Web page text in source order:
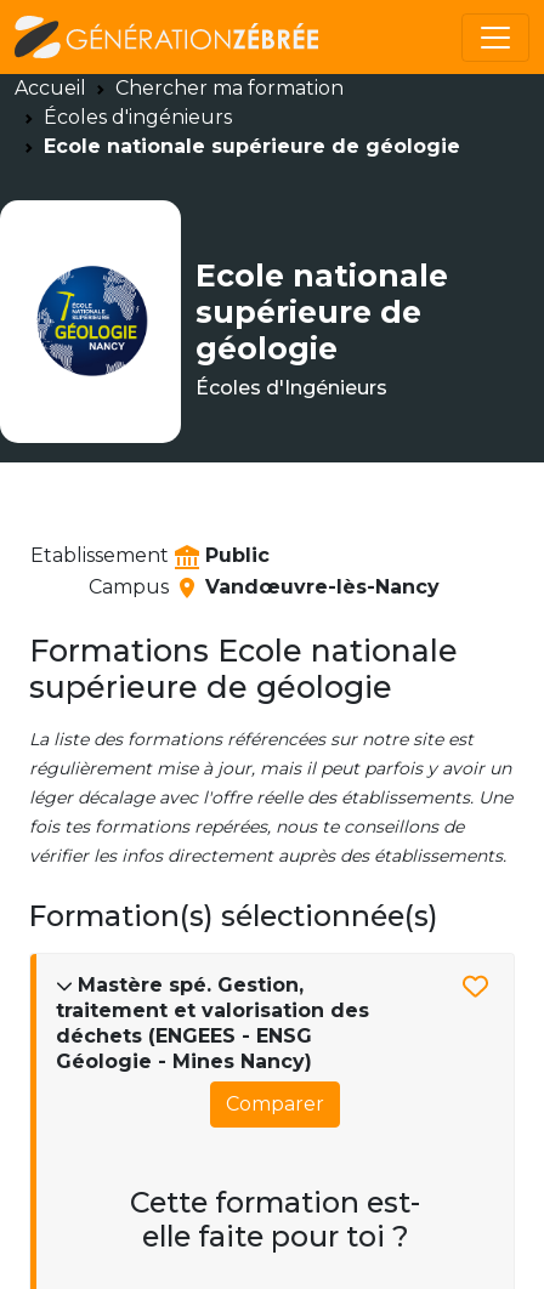
Accueil
Chercher ma formation
Écoles d'ingénieurs
Ecole nationale supérieure de géologie
Ecole nationale
supérieure de
géologie
Écoles d'Ingénieurs
Etablissement
Public
Campus
Vandœuvre-lès-Nancy
Formations Ecole nationale
supérieure de géologie
La liste des formations référencées sur notre site est
régulièrement mise à jour, mais il peut parfois y avoir un
léger décalage avec l'offre réelle des établissements. Une
fois tes formations repérées, nous te conseillons de
vérifier les infos directement auprès des établissements.
Formation(s) sélectionnée(s)
Mastère spé. Gestion,
traitement et valorisation des
déchets (ENGEES - ENSG
Géologie - Mines Nancy)
Comparer
Cette formation est-
elle faite pour toi ?